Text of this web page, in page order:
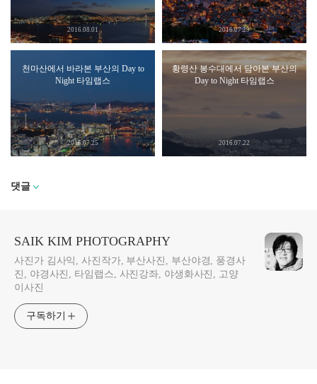
2016.08.01 2016.07.29
천마산에서 바라본 부산의 Day to
Night 타임랩스
2016.07.25
황령산 봉수대에서 담아본 부산의
Day to Night 타임랩스
2016.07.22
댓글
SAIK KIM PHOTOGRAPHY
사진가 김사익, 사진작가, 부산사진, 부산야경, 풍경사
진, 야경사진, 타임랩스, 사진강좌, 야생화사진, 고양
이사진
구독하기